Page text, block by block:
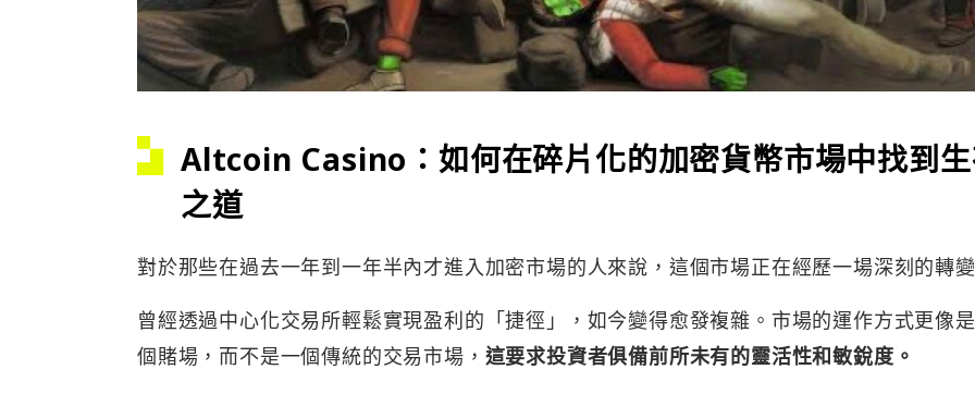
Altcoin Casino：如何在碎片化的加密貨幣市場中找到
之道
對於那些在過去一年到一年半內才進入加密市場的人來說，這個市場正在經歷一場深刻的轉
曾經透過中心化交易所輕鬆實現盈利的「捷徑」，如今變得愈發複雜。市場的運作方式更像
個賭場，而不是一個傳統的交易市場， 這要求投資者俱備前所未有的靈活性和敏銳度。